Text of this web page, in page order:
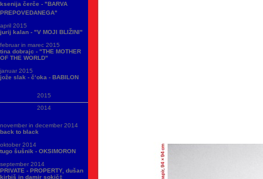
ksenija čerče - "BARVA
PREPOVEDANEGA"
april 2015
jurij kalan - "V MOJI BLIŽINI"
februar in marec 2015
tina dobrajc - "THE MOTHER
OF THE WORLD"
januar 2015
jože slak - č‘oka - BABILON
2015
2014
november in december 2014
back to black
oktober 2014
tugo šušnik - OKSIMORON
september 2014
PRIVATE - PROPERTY, dušan
kirbiš in damir sokič‡